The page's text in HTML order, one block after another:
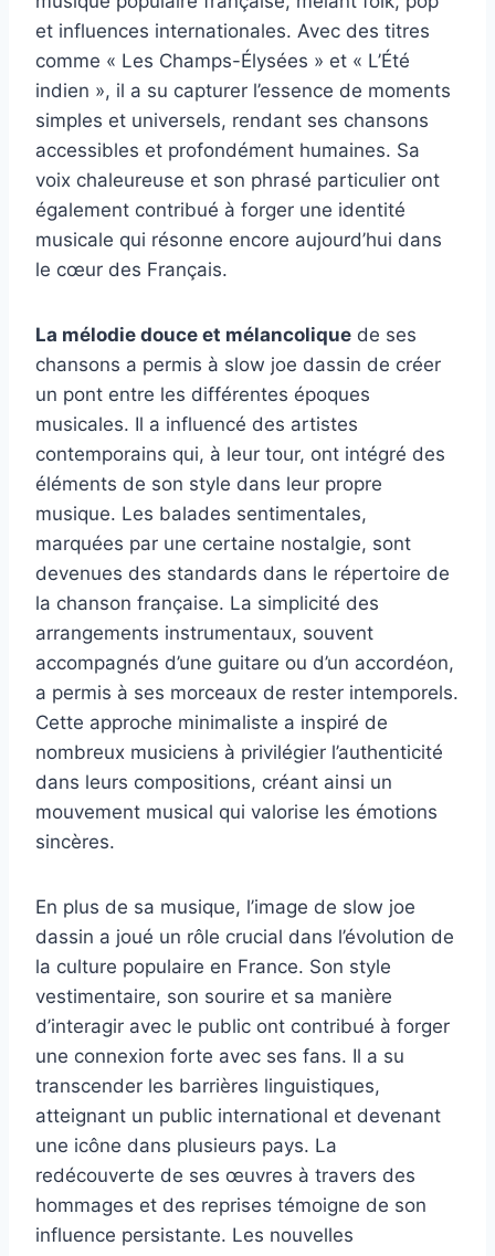
et influences internationales. Avec des titres
comme « Les Champs-Élysées » et « L’Été
indien », il a su capturer l’essence de moments
simples et universels, rendant ses chansons
accessibles et profondément humaines. Sa
voix chaleureuse et son phrasé particulier ont
également contribué à forger une identité
musicale qui résonne encore aujourd’hui dans
le cœur des Français.
La mélodie douce et mélancolique de ses
chansons a permis à slow joe dassin de créer
un pont entre les différentes époques
musicales. Il a influencé des artistes
contemporains qui, à leur tour, ont intégré des
éléments de son style dans leur propre
musique. Les balades sentimentales,
marquées par une certaine nostalgie, sont
devenues des standards dans le répertoire de
la chanson française. La simplicité des
arrangements instrumentaux, souvent
accompagnés d’une guitare ou d’un accordéon,
a permis à ses morceaux de rester intemporels.
Cette approche minimaliste a inspiré de
nombreux musiciens à privilégier l’authenticité
dans leurs compositions, créant ainsi un
mouvement musical qui valorise les émotions
sincères.
En plus de sa musique, l’image de slow joe
dassin a joué un rôle crucial dans l’évolution de
la culture populaire en France. Son style
vestimentaire, son sourire et sa manière
d’interagir avec le public ont contribué à forger
une connexion forte avec ses fans. Il a su
transcender les barrières linguistiques,
atteignant un public international et devenant
une icône dans plusieurs pays. La
redécouverte de ses œuvres à travers des
hommages et des reprises témoigne de son
influence persistante. Les nouvelles